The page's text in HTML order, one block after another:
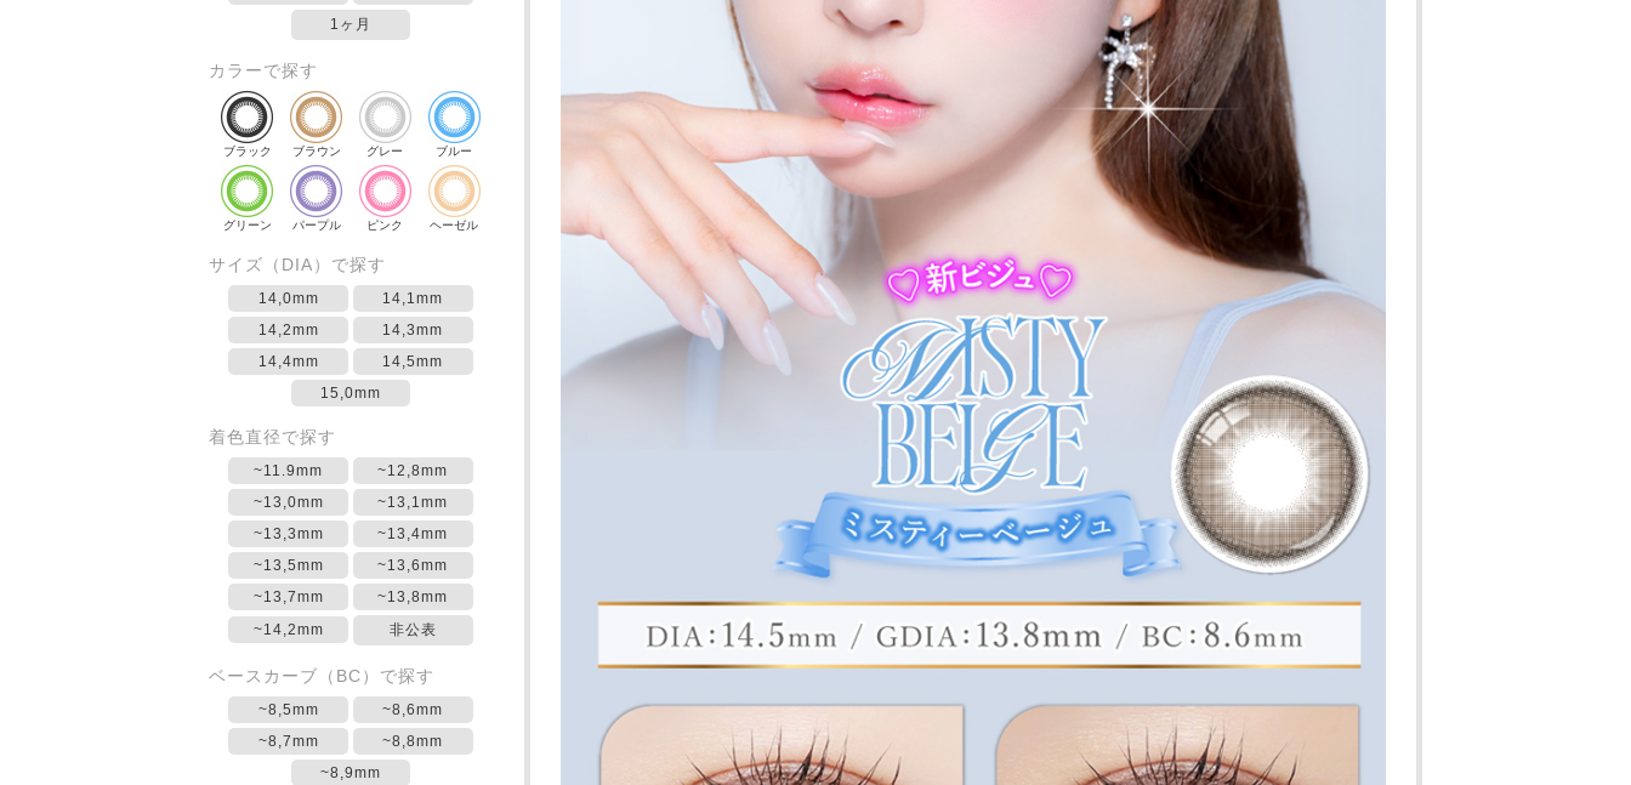
1ヶ月
カラーで探す
ブラック ブラウン グレー ブルー
グリーン パープル ピンク ヘーゼル
サイズ（DIA）で探す
14,0mm
14,1mm
14,2mm
14,3mm
14,4mm
14,5mm
15,0mm
着色直径で探す
~11.9mm
~12,8mm
~13,0mm
~13,1mm
~13,3mm
~13,4mm
~13,5mm
~13,6mm
~13,7mm
~13,8mm
~14,2mm
非公表
ベースカーブ（BC）で探す
~8,5mm
~8,6mm
~8,7mm
~8,8mm
~8,9mm